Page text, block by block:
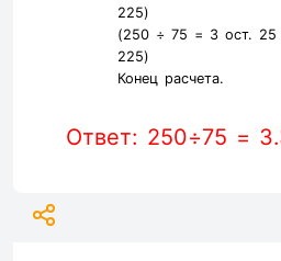
225)
(250 ÷ 75 = 3ост. 25
225)
Конец расчета.
Ответ: 250÷75 =